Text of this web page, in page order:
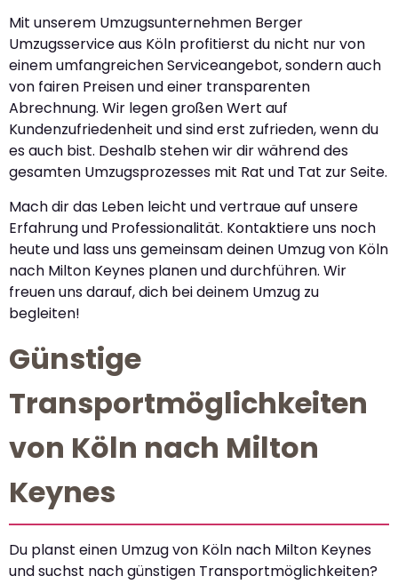
Mit unserem Umzugsunternehmen Berger
Umzugsservice aus Köln profitierst du nicht nur von
einem umfangreichen Serviceangebot, sondern auch
von fairen Preisen und einer transparenten
Abrechnung. Wir legen großen Wert auf
Kundenzufriedenheit und sind erst zufrieden, wenn du
es auch bist. Deshalb stehen wir dir während des
gesamten Umzugsprozesses mit Rat und Tat zur Seite.
Mach dir das Leben leicht und vertraue auf unsere
Erfahrung und Professionalität. Kontaktiere uns noch
heute und lass uns gemeinsam deinen Umzug von Köln
nach Milton Keynes planen und durchführen. Wir
freuen uns darauf, dich bei deinem Umzug zu
begleiten!
Günstige
Transportmöglichkeiten
von Köln nach Milton
Keynes
Du planst einen Umzug von Köln nach Milton Keynes
und suchst nach günstigen Transportmöglichkeiten?